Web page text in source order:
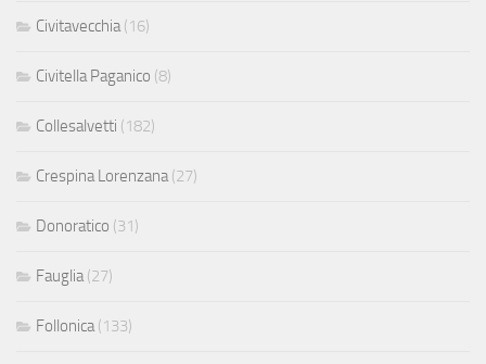
Civitavecchia (16)
Civitella Paganico (8)
Collesalvetti (182)
Crespina Lorenzana (27)
Donoratico (31)
Fauglia (27)
Follonica (133)